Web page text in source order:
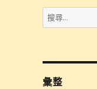
搜
尋
字:
彙整